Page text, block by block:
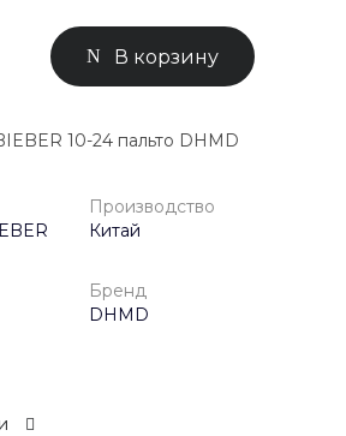
В корзину
10-24 пальто DHMD
Производство
Китай
Бренд
DHMD